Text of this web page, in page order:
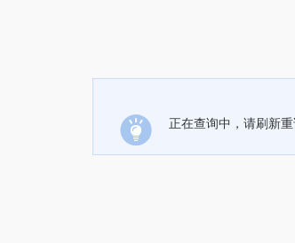
正在查询中，请刷新